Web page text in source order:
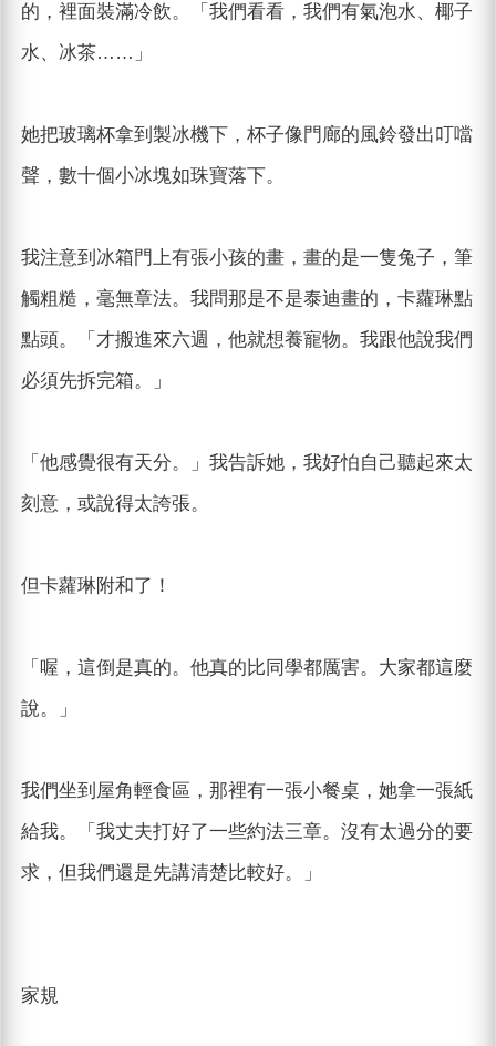
的，裡面裝滿冷飲。「我們看看，我們有氣泡水、椰子
水、冰茶……」
她把玻璃杯拿到製冰機下，杯子像門廊的風鈴發出叮噹
聲，數十個小冰塊如珠寶落下。
我注意到冰箱門上有張小孩的畫，畫的是一隻兔子，筆
觸粗糙，毫無章法。我問那是不是泰迪畫的，卡蘿琳點
點頭。「才搬進來六週，他就想養寵物。我跟他說我們
必須先拆完箱。」
「他感覺很有天分。」我告訴她，我好怕自己聽起來太
刻意，或說得太誇張。
但卡蘿琳附和了！
「喔，這倒是真的。他真的比同學都厲害。大家都這麼
說。」
我們坐到屋角輕食區，那裡有一張小餐桌，她拿一張紙
給我。「我丈夫打好了一些約法三章。沒有太過分的要
求，但我們還是先講清楚比較好。」
家規